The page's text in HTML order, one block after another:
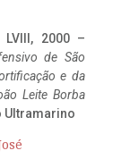
2000 –
de São
e da
Leite Borba
Ultramarino